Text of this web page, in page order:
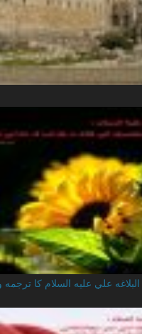
علي عليه السلام کا